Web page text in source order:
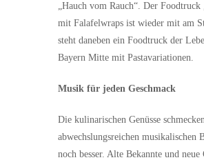
„Hauch vom Rauch“. Der Foodtruck
mit Falafelwraps ist wieder mit am
steht daneben ein Foodtruck der
Bayern Mitte mit Pastavariationen.
Musik für jeden Geschmack
Die kulinarischen Genüsse
abwechslungsreichen musikalischen
noch besser. Alte Bekannte und neue